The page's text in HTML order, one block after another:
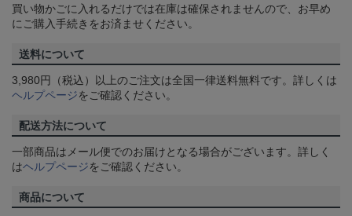
買い物かごに入れるだけでは在庫は確保されませんので、お早め
にご購入手続きをお済ませください。
送料について
3,980円（税込）以上のご注文は全国一律送料無料です。詳しくは
ヘルプページをご確認ください。
配送方法について
一部商品はメール便でのお届けとなる場合がございます。詳しく
はヘルプページをご確認ください。
商品について